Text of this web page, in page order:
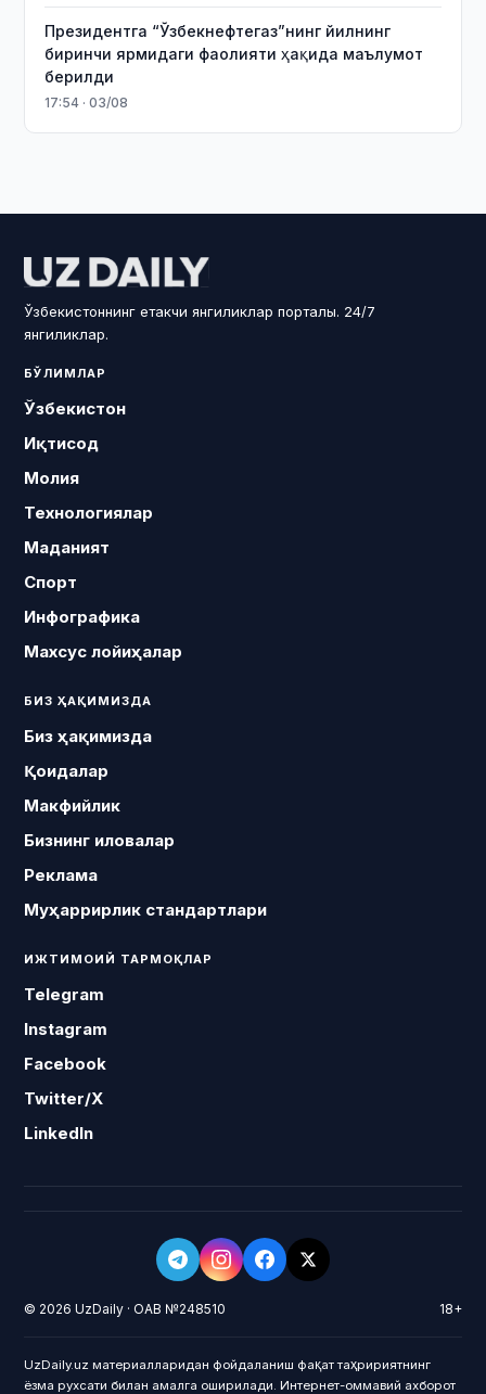
Президентга “Ўзбекнефтегаз”нинг йилнинг
биринчи ярмидаги фаолияти ҳақида маълумот
берилди
17:54 · 03/08
Ўзбекистоннинг етакчи янгиликлар порталы. 24/7
янгиликлар.
БЎЛИМЛАР
Ўзбекистон
Иқтисод
Молия
Технологиялар
Маданият
Спорт
Инфографика
Махсус лойиҳалар
БИЗ ҲАҚИМИЗДА
Биз ҳақимизда
Қоидалар
Макфийлик
Бизнинг иловалар
Реклама
Муҳаррирлик стандартлари
ИЖТИМОИЙ ТАРМОҚЛАР
Telegram
Instagram
Facebook
Twitter/X
LinkedIn
© 2026 UzDaily · ОАВ №248510 18+
UzDaily.uz материалларидан фойдаланиш фақат таҳририятнинг
ёзма рухсати билан амалга оширилади. Интернет-оммавий ахборот